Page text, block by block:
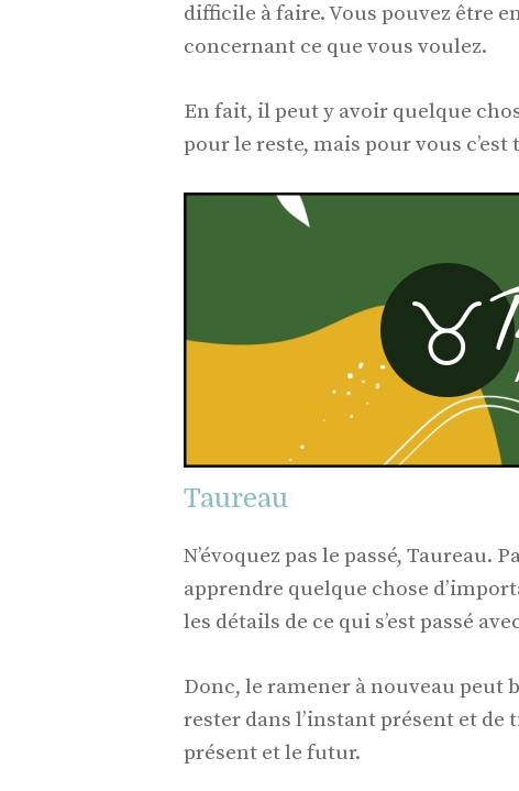
difficile à faire. Vous pouvez être
concernant ce que vous voulez.
En fait, il peut y avoir quelque
pour le reste, mais pour vous c’est
Taureau
N’évoquez pas le passé, Taureau.
apprendre quelque chose
les détails de ce qui s’est passé
Donc, le ramener à nouveau peut
rester dans l’instant présent et de
présent et le futur.